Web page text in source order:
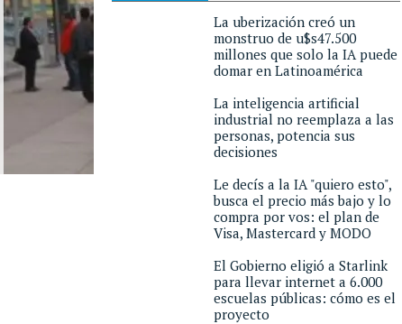
La uberización creó un
monstruo de u$s47.500
millones que solo la IA puede
domar en Latinoamérica
La inteligencia artificial
industrial no reemplaza a las
personas, potencia sus
decisiones
Le decís a la IA "quiero esto",
busca el precio más bajo y lo
compra por vos: el plan de
Visa, Mastercard y MODO
El Gobierno eligió a Starlink
para llevar internet a 6.000
escuelas públicas: cómo es el
proyecto